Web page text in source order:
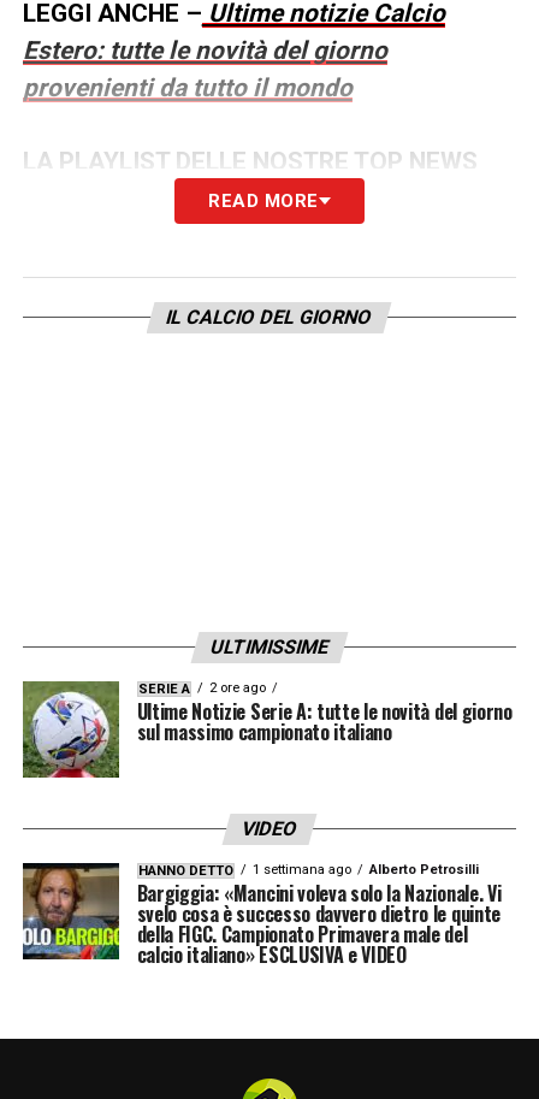
LEGGI ANCHE – Ultime notizie Calcio
Estero: tutte le novità del giorno
provenienti da tutto il mondo
LA PLAYLIST DELLE NOSTRE TOP NEWS
READ MORE
IL CALCIO DEL GIORNO
ULTIMISSIME
SERIE A 2 ore ago
Ultime Notizie Serie A: tutte le novità del giorno
sul massimo campionato italiano
VIDEO
HANNO DETTO 1 settimana ago Alberto Petrosilli
Bargiggia: «Mancini voleva solo la Nazionale. Vi
svelo cosa è successo davvero dietro le quinte
della FIGC. Campionato Primavera male del
calcio italiano» ESCLUSIVA e VIDEO